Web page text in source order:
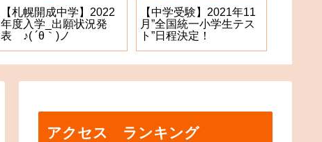
【札幌開成中学】2022
年度入学_出願状況発
表 ♪( ´θ｀)ノ
【中学受験】2021年11
月”全国統一小学生テス
ト”日程決定！
アクセス ランキング